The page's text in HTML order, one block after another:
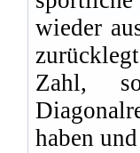
wieder
Zahl,
haben